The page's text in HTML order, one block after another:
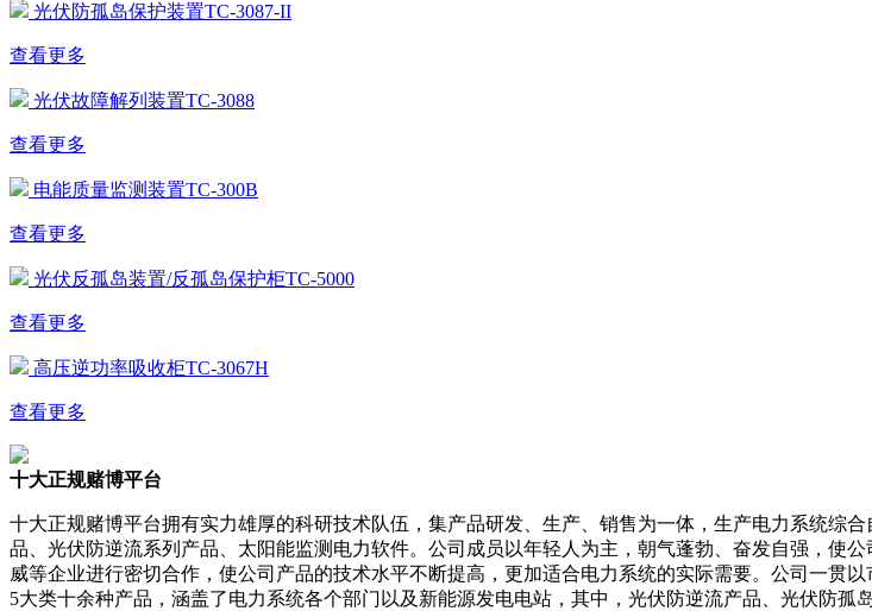
光伏防孤岛保护装置TC-3087-II
查看更多
光伏故障解列装置TC-3088
查看更多
电能质量监测装置TC-300B
查看更多
光伏反孤岛装置/反孤岛保护柜TC-5000
查看更多
高压逆功率吸收柜TC-3067H
查看更多
十大正规赌博平台
十大正规赌博平台拥有实力雄厚的科研技术队伍，集产品研发、生产、销售为一体，生产电力系统综
品、光伏防逆流系列产品、太阳能监测电力软件。公司成员以年轻人为主，朝气蓬勃、奋发自强，使
威等企业进行密切合作，使公司产品的技术水平不断提高，更加适合电力系统的实际需要。公司一贯
5大类十余种产品，涵盖了电力系统各个部门以及新能源发电电站，其中，光伏防逆流产品、光伏防